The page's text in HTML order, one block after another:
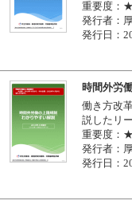
重要度
発行者：
発行日：
時間外労
働き方改
説したリ
重要度
発行者：
発行日：